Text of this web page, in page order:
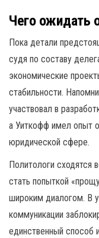
Чего ожидать
Пока детали
судя по составу
экономические
стабильности.
участвовал в
а Уиткофф имел опыт
юридической сфере.
Политологи сходятся
стать попыткой
широким диалогом. В
коммуникации
единственный способ